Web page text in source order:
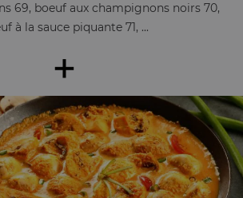
69, boeuf aux champignons noirs 70,
à la sauce piquante 71, ...
+